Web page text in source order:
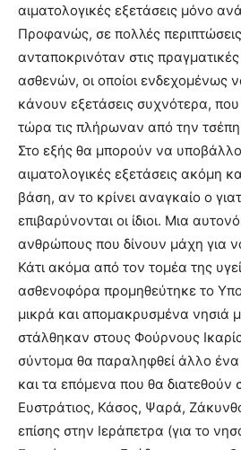
αιματολογικές εξετάσεις μόνο
Προφανώς, σε πολλές
ανταποκρινόταν στις
ασθενών, οι οποίοι ενδεχομένως
κάνουν εξετάσεις συχνότερα, που
τώρα τις πλήρωναν από την τσέπη
Στο εξής θα μπορούν να
αιματολογικές εξετάσεις ακόμη
βάση, αν το κρίνει αναγκαίο ο
επιβαρύνονται οι ίδιοι. Μια
ανθρώπους που δίνουν μάχη για
Κάτι ακόμα από τον τομέα της
ασθενοφόρα προμηθεύτηκε το
μικρά και απομακρυσμένα νησιά
στάλθηκαν στους Φούρνους
σύντομα θα παραληφθεί άλλο
και τα επόμενα που θα διατεθούν
Ευστράτιος, Κάσος, Ψαρά,
επίσης στην Ιεράπετρα (για το